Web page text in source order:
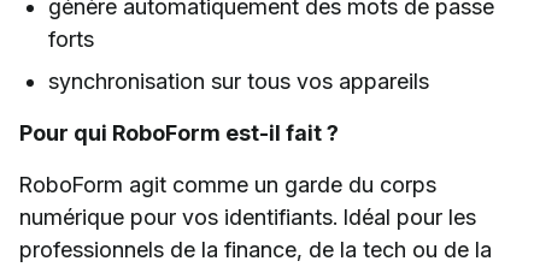
génère automatiquement des mots de passe
forts
synchronisation sur tous vos appareils
Pour qui RoboForm est-il fait ?
RoboForm agit comme un garde du corps
numérique pour vos identifiants. Idéal pour les
professionnels de la finance, de la tech ou de la